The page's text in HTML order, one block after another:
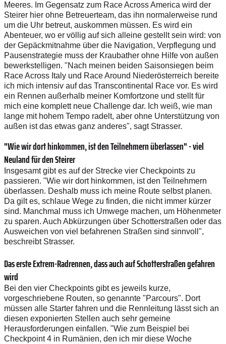
Meeres. Im Gegensatz zum Race Across America wird der
Steirer hier ohne Betreuerteam, das ihn normalerweise rund
um die Uhr betreut, auskommen müssen. Es wird ein
Abenteuer, wo er völlig auf sich alleine gestellt sein wird: von
der Gepäckmitnahme über die Navigation, Verpflegung und
Pausenstrategie muss der Kraubather ohne Hilfe von außen
bewerkstelligen. "Nach meinen beiden Saisonsiegen beim
Race Across Italy und Race Around Niederösterreich bereite
ich mich intensiv auf das Transcontinental Race vor. Es wird
ein Rennen außerhalb meiner Komfortzone und stellt für
mich eine komplett neue Challenge dar. Ich weiß, wie man
lange mit hohem Tempo radelt, aber ohne Unterstützung von
außen ist das etwas ganz anderes", sagt Strasser.
"Wie wir dort hinkommen, ist den Teilnehmern überlassen" - viel
Neuland für den Steirer
Insgesamt gibt es auf der Strecke vier Checkpoints zu
passieren. "Wie wir dort hinkommen, ist den Teilnehmern
überlassen. Deshalb muss ich meine Route selbst planen.
Da gilt es, schlaue Wege zu finden, die nicht immer kürzer
sind. Manchmal muss ich Umwege machen, um Höhenmeter
zu sparen. Auch Abkürzungen über Schotterstraßen oder das
Ausweichen von viel befahrenen Straßen sind sinnvoll",
beschreibt Strasser.
Das erste Extrem-Radrennen, dass auch auf Schotterstraßen gefahren
wird
Bei den vier Checkpoints gibt es jeweils kurze,
vorgeschriebene Routen, so genannte "Parcours". Dort
müssen alle Starter fahren und die Rennleitung lässt sich an
diesen exponierten Stellen auch sehr gemeine
Herausforderungen einfallen. "Wie zum Beispiel bei
Checkpoint 4 in Rumänien, den ich mir diese Woche